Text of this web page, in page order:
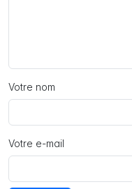
Votre nom
Votre e-mail